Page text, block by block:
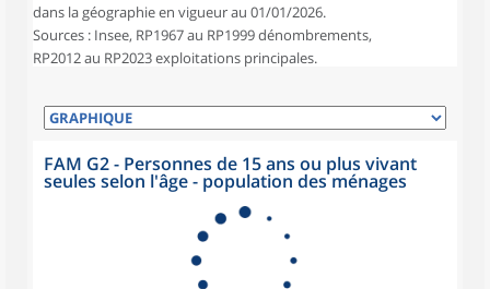
dans la géographie en vigueur au 01/01/2026.
Sources : Insee, RP1967 au RP1999 dénombrements,
RP2012 au RP2023 exploitations principales.
FAM G2 - Personnes de 15 ans ou plus vivant
seules selon l'âge - population des ménages